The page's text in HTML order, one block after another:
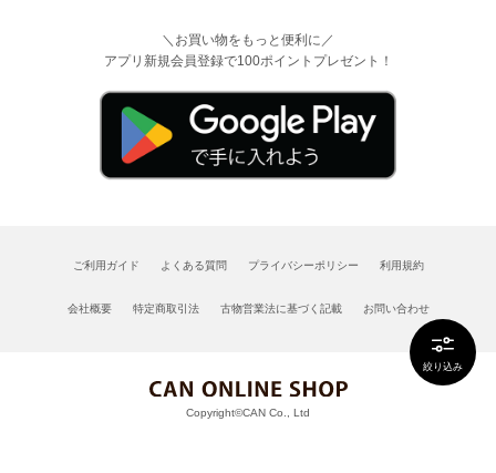
絞り込み
＼お買い物をもっと便利に／
アプリ新規会員登録で100ポイントプレゼント！
ご利用ガイド よくある質問 プライバシーポリシー 利用規約
会社概要 特定商取引法 古物営業法に基づく記載 お問い合わせ
Copyright©CAN Co., Ltd